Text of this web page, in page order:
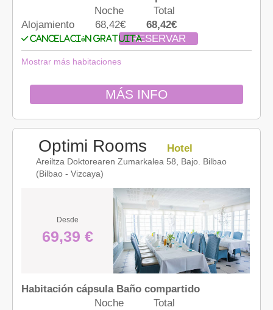
Noche
Total
Alojamiento
68,42€
68,42€
RESERVAR
Cancelación gratuita
Mostrar más habitaciones
MÁS INFO
Optimi Rooms Hotel
Areiltza Doktorearen Zumarkalea 58, Bajo. Bilbao
(Bilbao - Vizcaya)
Desde
69,39 €
Habitación cápsula Baño compartido
Noche
Total